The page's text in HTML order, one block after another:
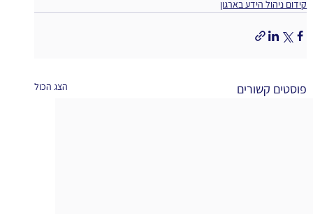
קידום ניהול הידע בארגון
פוסטים קשורים הצג הכול